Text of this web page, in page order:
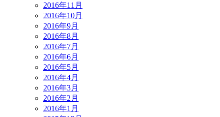
2016年11月
2016年10月
2016年9月
2016年8月
2016年7月
2016年6月
2016年5月
2016年4月
2016年3月
2016年2月
2016年1月